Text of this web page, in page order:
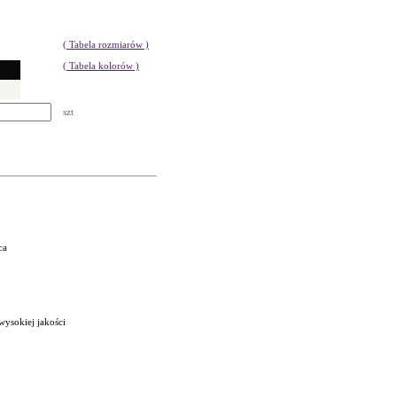
( Tabela rozmiarów )
( Tabela kolorów )
szt
jakości